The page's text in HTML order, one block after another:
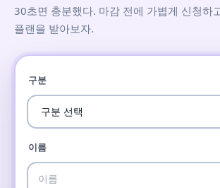
30초면 충분했다. 마감 전에 가볍게 신청하
플랜을 받아보자.
구분
이름